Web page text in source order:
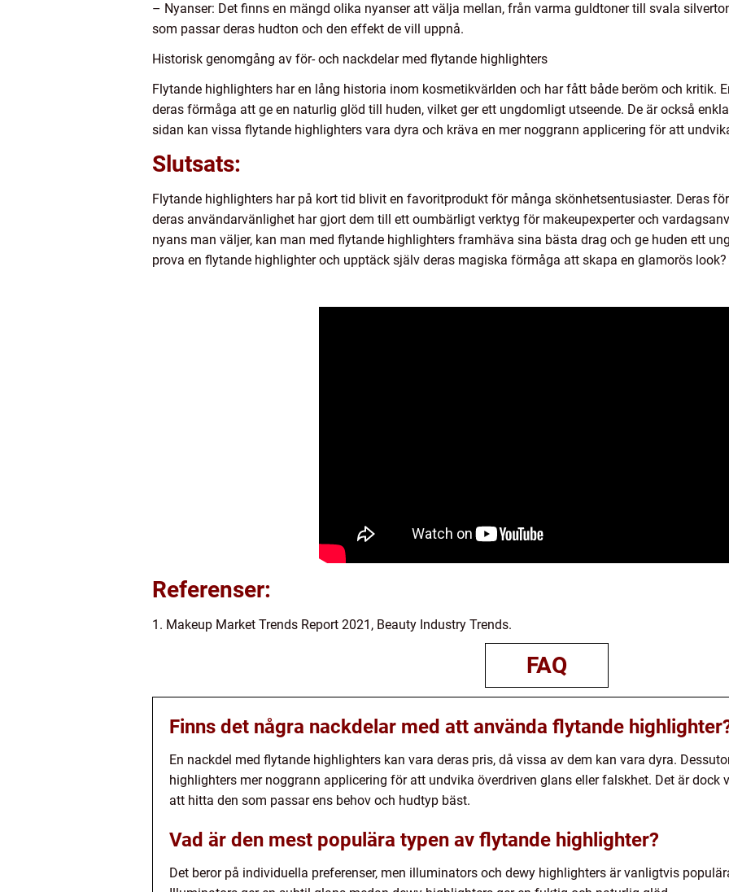
– Nyanser: Det finns en mängd olika nyanser att välja mellan, från varma guldtoner till svala
som passar deras hudton och den effekt de vill uppnå.
Historisk genomgång av för- och nackdelar med flytande highlighters
Flytande highlighters har en lång historia inom kosmetikvärlden och har fått både beröm och kritik.
deras förmåga att ge en naturlig glöd till huden, vilket ger ett ungdomligt utseende. De är också
sidan kan vissa flytande highlighters vara dyra och kräva en mer noggrann applicering för att
Slutsats:
Flytande highlighters har på kort tid blivit en favoritprodukt för många skönhetsentusiaster. Deras
deras användarvänlighet har gjort dem till ett oumbärligt verktyg för makeupexperter och
nyans man väljer, kan man med flytande highlighters framhäva sina bästa drag och ge huden ett
prova en flytande highlighter och upptäck själv deras magiska förmåga att skapa en glamorös look?
Referenser:
1. Makeup Market Trends Report 2021, Beauty Industry Trends.
FAQ
Finns det några nackdelar med att använda flytande
En nackdel med flytande highlighters kan vara deras pris, då vissa av dem kan vara dyra.
highlighters mer noggrann applicering för att undvika överdriven glans eller falskhet. Det är
att hitta den som passar ens behov och hudtyp bäst.
Vad är den mest populära typen av flytande highlighter?
Det beror på individuella preferenser, men illuminators och dewy highlighters är vanligtvis